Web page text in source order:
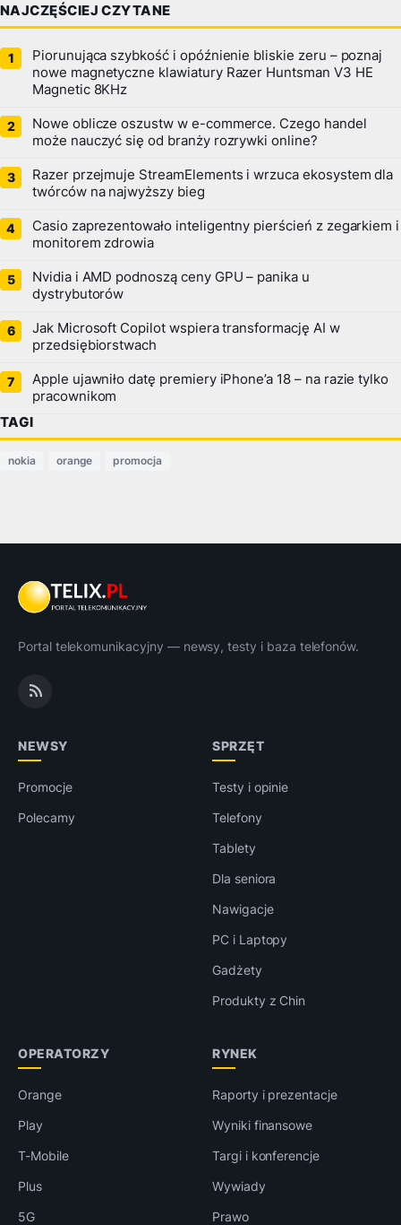
NAJCZĘŚCIEJ CZYTANE
Piorunująca szybkość i opóźnienie bliskie zeru – poznaj
nowe magnetyczne klawiatury Razer Huntsman V3 HE
Magnetic 8KHz
Nowe oblicze oszustw w e-commerce. Czego handel
może nauczyć się od branży rozrywki online?
Razer przejmuje StreamElements i wrzuca ekosystem dla
twórców na najwyższy bieg
Casio zaprezentowało inteligentny pierścień z zegarkiem i
monitorem zdrowia
Nvidia i AMD podnoszą ceny GPU – panika u
dystrybutorów
Jak Microsoft Copilot wspiera transformację AI w
przedsiębiorstwach
Apple ujawniło datę premiery iPhone’a 18 – na razie tylko
pracownikom
TAGI
nokia orange promocja
Portal telekomunikacyjny — newsy, testy i baza telefonów.
NEWSY
Promocje
Polecamy
SPRZĘT
Testy i opinie
Telefony
Tablety
Dla seniora
Nawigacje
PC i Laptopy
Gadżety
Produkty z Chin
OPERATORZY
Orange
Play
T-Mobile
Plus
5G
RYNEK
Raporty i prezentacje
Wyniki finansowe
Targi i konferencje
Wywiady
Prawo